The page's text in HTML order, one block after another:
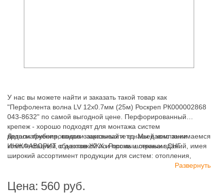
У нас вы можете найти и заказать такой товар как
"Перфолента волна LV 12х0.7мм (25м) Роскреп РК000002868
043-8632" по самой выгодной цене. Перфорированный
крепеж - хорошо подходят для монтажа систем
водоснабжения, канализационных и т.д. Мы давно занимаемся
комплектацией объектов ЖКХ и промышленных зданий, имея
широкий ассортимент продукции для систем: отопления,
Детали трубопроводов - заказывайте в нашей компании
ИНЖФАВОРИТ, с доставкой по России и странам СНГ.
Развернуть
Цена: 560 руб.